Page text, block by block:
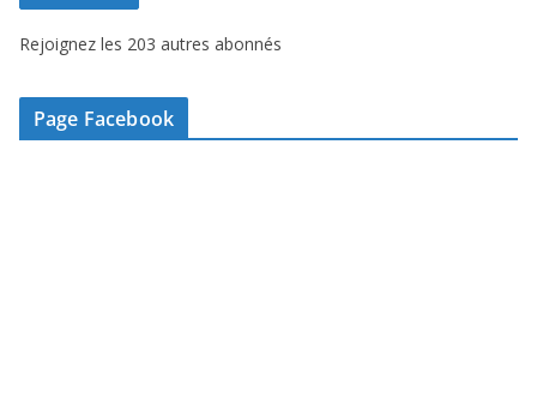
s
e
-
m
Rejoignez les 203 autres abonnés
Page Facebook